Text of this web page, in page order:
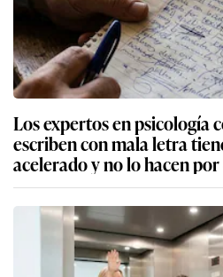
Los expertos en psicología
escriben con mala letra
acelerado y no lo hacen